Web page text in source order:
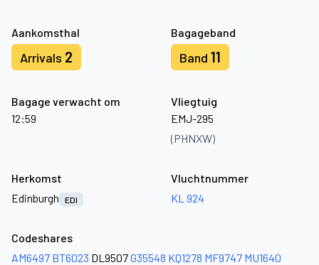
Aankomsthal
Arrivals 2
Bagageband
Band 11
Bagage verwacht om
12:59
Vliegtuig
EMJ-295
(PHNXW)
Herkomst
Edinburgh
EDI
Vluchtnummer
KL 924
Codeshares
AM6497 BT6023 DL9507G35548 KQ1278 MF9747 MU1640